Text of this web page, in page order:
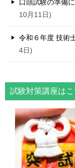
口頭試験の準備
10月11日
令和６年度 技術
4日
試験対策講座はこ